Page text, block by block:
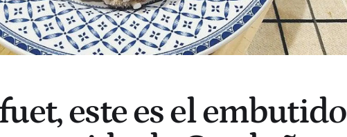
este es el embutido